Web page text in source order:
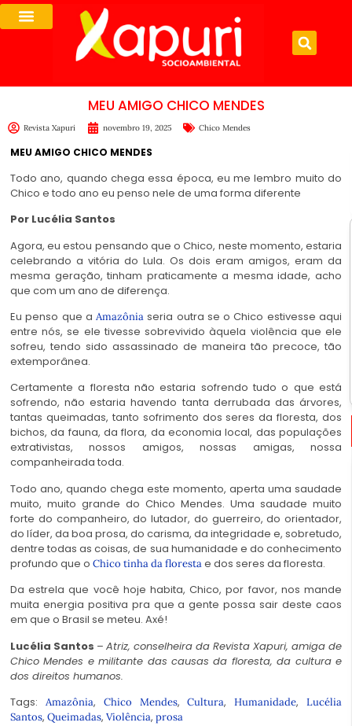
MEU AMIGO CHICO MENDES
Revista Xapuri novembro 19, 2025 Chico Mendes
MEU AMIGO CHICO MENDES
Todo ano, quando chega essa época, eu me lembro muito do
Chico e todo ano eu penso nele de uma forma diferente
Por Lucélia Santos
Agora, eu estou pensando que o Chico, neste momento, estaria
celebrando a vitória do Lula. Os dois eram amigos, eram da
mesma geração, tinham praticamente a mesma idade, acho
que com um ano de diferença.
Eu penso que aAmazônia seria outra se o Chico estivesse aqui
entre nós, se ele tivesse sobrevivido àquela violência que ele
sofreu, tendo sido assassinado de maneira tão precoce, tão
extemporânea.
Certamente a floresta não estaria sofrendo tudo o que está
sofrendo, não estaria havendo tanta derrubada das árvores,
tantas queimadas, tanto sofrimento dos seres da floresta, dos
bichos, da fauna, da flora, da economia local, das populações
extrativistas, nossos amigos, nossas amigas, nossa
companheirada toda.
Todo ano, quando chega este momento, aperta uma saudade
muito, muito grande do Chico Mendes. Uma saudade muito
forte do companheiro, do lutador, do guerreiro, do orientador,
do líder, da boa prosa, do carisma, da integridade e, sobretudo,
dentre todas as coisas, de sua humanidade e do conhecimento
profundo que o Chico tinha da florestae dos seres da floresta.
Da estrela que você hoje habita, Chico, por favor, nos mande
muita energia positiva pra que a gente possa sair deste caos
em que o Brasil se meteu. Axé!
Lucélia Santos – Atriz, conselheira da Revista Xapuri, amiga de
Chico Mendes e militante das causas da floresta, da cultura e
dos direitos humanos.
Tags: Amazônia, Chico Mendes,Cultura,Humanidade,Lucélia
Santos, Queimadas, Violência, prosa